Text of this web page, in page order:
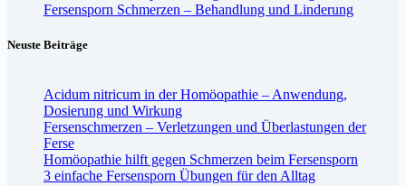
Fersensporn Schmerzen – Behandlung und Linderung
Neuste Beiträge
Acidum nitricum in der Homöopathie – Anwendung,
Dosierung und Wirkung
Fersenschmerzen – Verletzungen und Überlastungen der
Ferse
Homöopathie hilft gegen Schmerzen beim Fersensporn
3 einfache Fersensporn Übungen für den Alltag